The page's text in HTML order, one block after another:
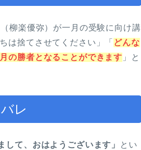
柳楽優弥）が一月の受験に向け講
は捨てさせてください」「 どんな
の勝者となることができます 」と
レ
して、おはようございます」
とい